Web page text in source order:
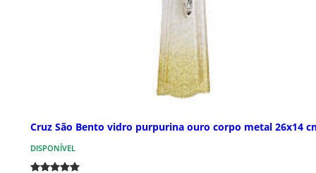
Cruz São Bento vidro purpurina ouro corpo metal 26x14
DISPONÍVEL